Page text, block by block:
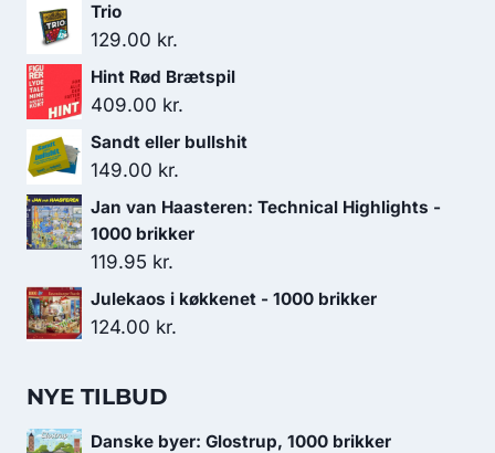
Trio
129.00 kr.
Hint Rød Brætspil
409.00 kr.
Sandt eller bullshit
149.00 kr.
Jan van Haasteren: Technical Highlights -
1000 brikker
119.95 kr.
Julekaos i køkkenet - 1000 brikker
124.00 kr.
NYE TILBUD
Danske byer: Glostrup, 1000 brikker